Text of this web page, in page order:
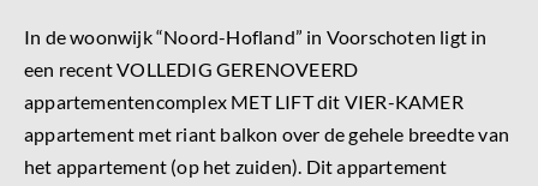
In de woonwijk “Noord-Hofland” in Voorschoten ligt in
een recent VOLLEDIG GERENOVEERD
appartementencomplex MET LIFT dit VIER-KAMER
appartement met riant balkon over de gehele breedte van
het appartement (op het zuiden). Dit appartement